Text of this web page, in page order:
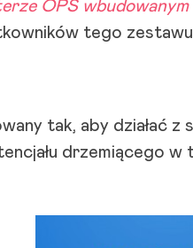
OPS
tego
tak, aby działać
drzemiącego